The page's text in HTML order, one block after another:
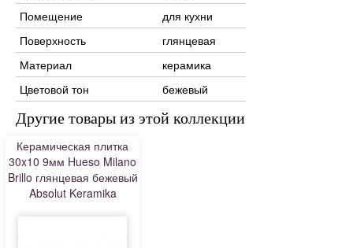
Помещение
для кухни
Поверхность
глянцевая
Материал
керамика
Цветовой тон
бежевый
Другие товары из этой коллекции
Керамическая плитка
30x10 9мм Hueso Milano
Brillo глянцевая бежевый
Absolut Keramika